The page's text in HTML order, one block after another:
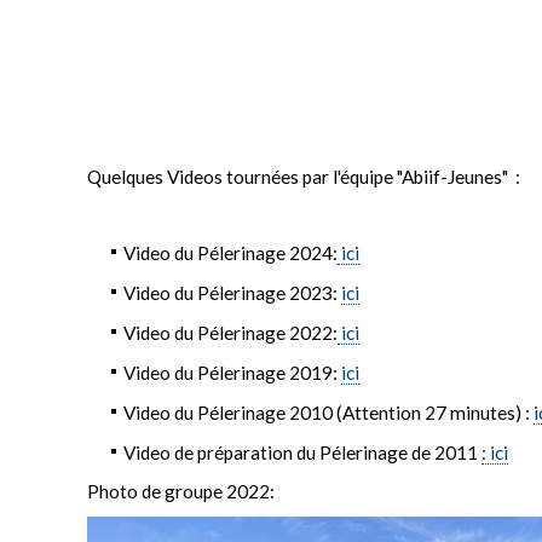
Quelques Videos tournées par l'équipe "Abiif-Jeunes" :
Video du Pélerinage 2024: ici
Video du Pélerinage 2023: ici
Video du Pélerinage 2022: ici
Video du Pélerinage 2019: ici
Video du Pélerinage 2010 (Attention 27 minutes) :
Video de préparation du Pélerinage de 2011 : ici
Photo de groupe 2022: